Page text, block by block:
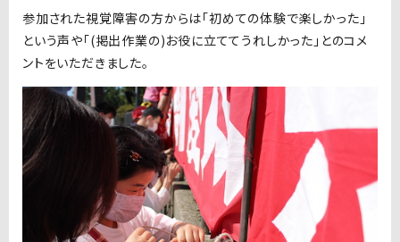
参加された視覚障害の方からは「初めての体験で楽しかった」
という声や「(掲出作業の)お役に立ててうれしかった」とのコメ
ントをいただきました。